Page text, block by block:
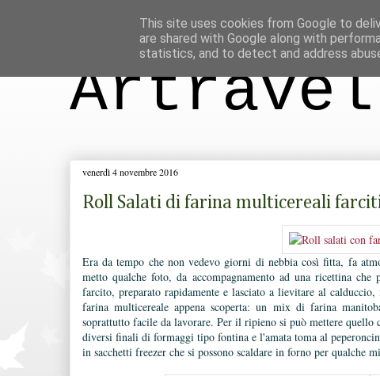
venerdì 4 novembre 2016
Roll Salati di farina multicereali
Era da tempo che non vedevo giorni di nebbia così fitta, fa
metto qualche foto, da accompagnamento ad una ricettina
farcito, preparato rapidamente e lasciato a lievitare al
farina multicereale appena scoperta: un mix di farina
soprattutto facile da lavorare. Per il ripieno si può mettere quello
diversi finali di formaggi tipo fontina e l'amata toma al
in sacchetti freezer che si possono scaldare in forno per qualche
This site uses cookies from Google to
are shared with Google along with
statistics, and to detect and address